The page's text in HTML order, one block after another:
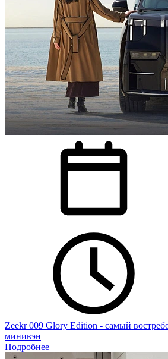
Zeekr 009 Glory Edition - самый
минивэн
Подробнее